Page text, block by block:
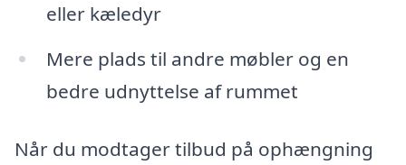
eller kæledyr
Mere plads til andre møbler og en
bedre udnyttelse af rummet
Når du modtager tilbud på ophængning